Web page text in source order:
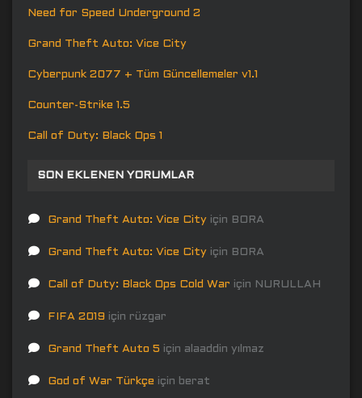
Need for Speed Underground 2
Grand Theft Auto: Vice City
Cyberpunk 2077 + Tüm Güncellemeler v1.1
Counter-Strike 1.5
Call of Duty: Black Ops 1
SON EKLENEN YORUMLAR
Grand Theft Auto: Vice City için BORA
Grand Theft Auto: Vice City için BORA
Call of Duty: Black Ops Cold War için NURULLAH
FIFA 2019 için rüzgar
Grand Theft Auto 5 için alaaddin yılmaz
God of War Türkçe için berat